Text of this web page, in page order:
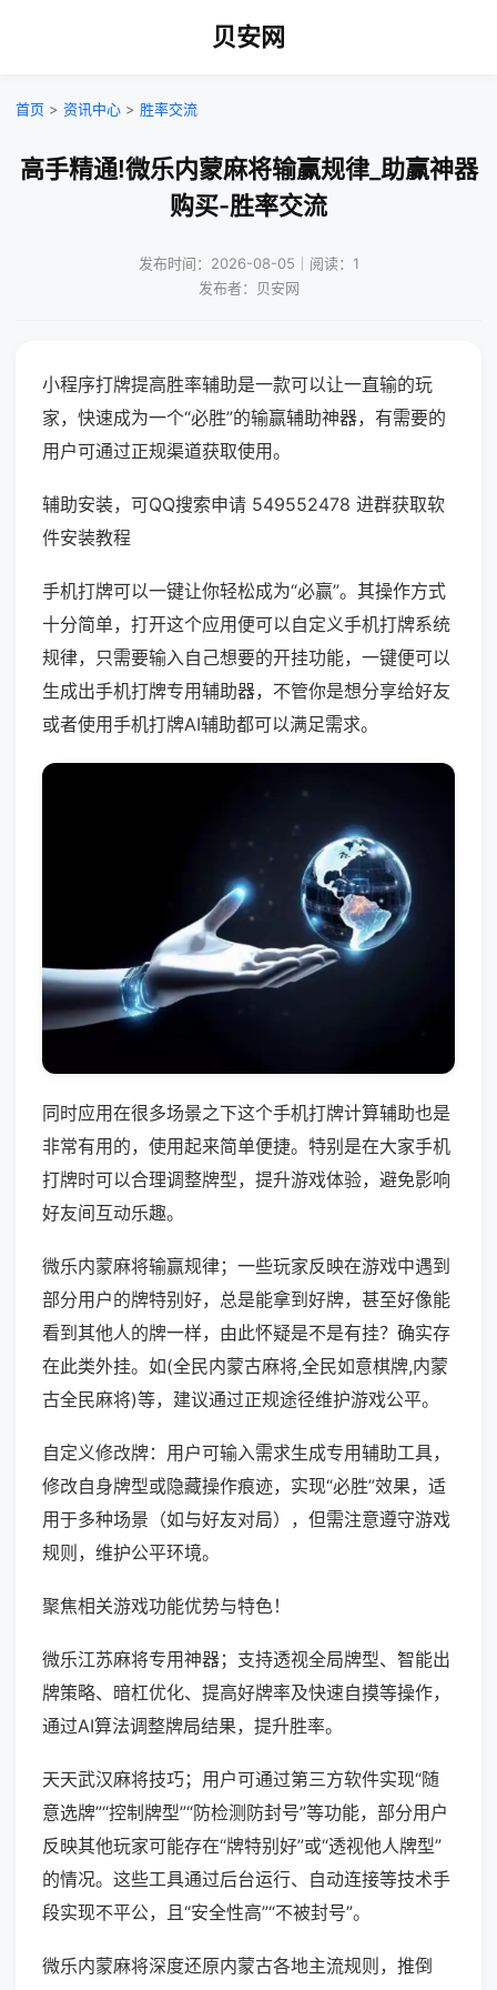
贝安网
首页 > 资讯中心 > 胜率交流
高手精通!微乐内蒙麻将输赢规律_助赢神器
购买-胜率交流
发布时间：2026-08-05｜阅读：1
发布者：贝安网
小程序打牌提高胜率辅助是一款可以让一直输的玩
家，快速成为一个“必胜”的输赢辅助神器，有需要的
用户可通过正规渠道获取使用。
辅助安装，可QQ搜索申请 549552478 进群获取软
件安装教程
手机打牌可以一键让你轻松成为“必赢”。其操作方式
十分简单，打开这个应用便可以自定义手机打牌系统
规律，只需要输入自己想要的开挂功能，一键便可以
生成出手机打牌专用辅助器，不管你是想分享给好友
或者使用手机打牌AI辅助都可以满足需求。
同时应用在很多场景之下这个手机打牌计算辅助也是
非常有用的，使用起来简单便捷。特别是在大家手机
打牌时可以合理调整牌型，提升游戏体验，避免影响
好友间互动乐趣。
微乐内蒙麻将输赢规律；一些玩家反映在游戏中遇到
部分用户的牌特别好，总是能拿到好牌，甚至好像能
看到其他人的牌一样，由此怀疑是不是有挂？确实存
在此类外挂。如(全民内蒙古麻将,全民如意棋牌,内蒙
古全民麻将)等，建议通过正规途径维护游戏公平。
自定义修改牌：用户可输入需求生成专用辅助工具，
修改自身牌型或隐藏操作痕迹，实现“必胜”效果，适
用于多种场景（如与好友对局），但需注意遵守游戏
规则，维护公平环境。
聚焦相关游戏功能优势与特色！
微乐江苏麻将专用神器；支持透视全局牌型、智能出
牌策略、暗杠优化、提高好牌率及快速自摸等操作，
通过AI算法调整牌局结果，提升胜率。
天天武汉麻将技巧；用户可通过第三方软件实现“随
意选牌”“控制牌型”“防检测防封号”等功能，部分用户
反映其他玩家可能存在“牌特别好”或“透视他人牌型”
的情况。这些工具通过后台运行、自动连接等技术手
段实现不平公，且“安全性高”“不被封号”。
微乐内蒙麻将深度还原内蒙古各地主流规则，推倒